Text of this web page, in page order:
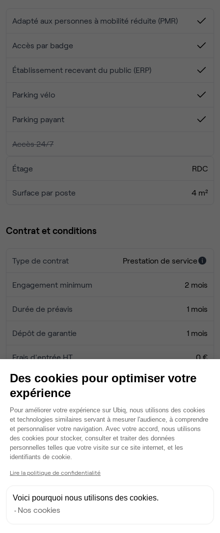
privatifs
- Chauffage
Situé en hyper centre, à proximité directe :
- Restaurants
Adapté aux personnes à mobilité réduite (PMR)
Accès par badge
Établissement recevant du public (ERP)
Parking vélo
Parking payant
Accès 24/7
Étage RDC
Surface par poste 4 m²
Contrat et conditions
Type de contrat Prestation de service
Engagement minimum 2 mois
Durée de préavis 1 mois
Dépôt de garantie 1 mois
Frais d'entrée HT 0 €
Honoraires Ubiq 0 €
Services
Fibre
Domiciliation
Ménage
Espace détente
Espace extérieur
Câblage RJ45
Des cookies pour optimiser votre
expérience
Plateforme de Gestion du
Pour améliorer votre expérience sur Ubiq, nous utilisons des cookies
et technologies similaires servant à mesurer l'audience, à comprendre
et personnaliser votre navigation. Avec votre accord, nous utilisons
des cookies pour stocker, consulter et traiter des données
personnelles telles que votre visite sur ce site internet, et les
identifiants de cookie.
Lire la politique de confidentialité
Voici pourquoi nous utilisons des cookies.
Nos cookies